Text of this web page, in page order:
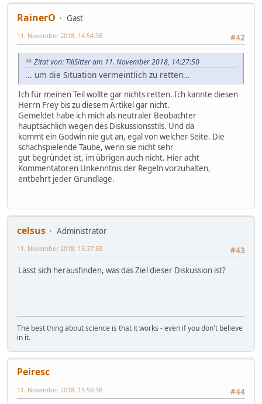
RainerO
Gast
#42
11. November 2018, 14:54:38
Zitat von: TillSitter am 11. November 2018, 14:27:50
... um die Situation vermeintlich zu retten...
Ich für meinen Teil wollte gar nichts retten. Ich kannte diesen
Herrn Frey bis zu diesem Artikel gar nicht.
Gemeldet habe ich mich als neutraler Beobachter
hauptsächlich wegen des Diskussionsstils. Und da
kommt ein Godwin nie gut an, egal von welcher Seite. Die
schachspielende Taube, wenn sie nicht sehr
gut begründet ist, im übrigen auch nicht. Hier acht
Kommentatoren Unkenntnis der Regeln vorzuhalten,
entbehrt jeder Grundlage.
celsus
Administrator
#43
11. November 2018, 15:37:58
Lässt sich herausfinden, was das Ziel dieser Diskussion ist?
The best thing about science is that it works - even if you don't believe
in it.
Peiresc
#44
11. November 2018, 15:50:38